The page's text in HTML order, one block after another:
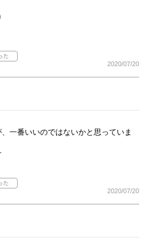
2020/07/20
一番いいのではないかと思っていま
2020/07/20